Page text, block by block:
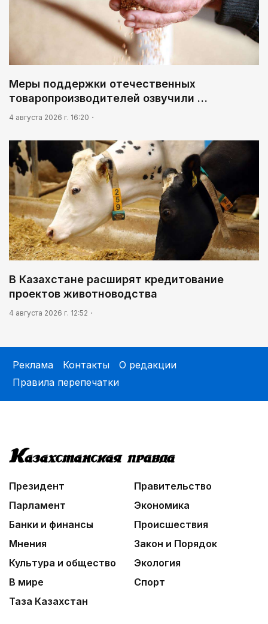
Меры поддержки отечественных
товаропроизводителей озвучили …
4 августа 2026 г. 16:20
В Казахстане расширят кредитование
проектов животноводства
4 августа 2026 г. 12:52
Реклама Контакты
О редакции
Правила перепечатки
Президент
Правительство
Парламент
Экономика
Банки и финансы
Происшествия
Мнения
Закон и Порядок
Культура и общество
Экология
В мире
Спорт
Таза Казахстан